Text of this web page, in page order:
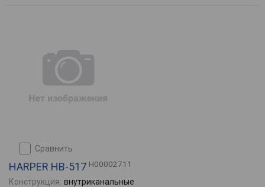
сравнить
HARPER HB-517 H00002711
Конструкция: внутриканальные